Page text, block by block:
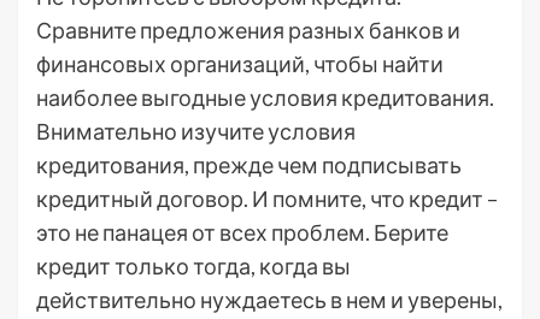
Сравните предложения разных банков и
финансовых организаций, чтобы найти
наиболее выгодные условия кредитования.
Внимательно изучите условия
кредитования, прежде чем подписывать
кредитный договор. И помните, что кредит –
это не панацея от всех проблем. Берите
кредит только тогда, когда вы
действительно нуждаетесь в нем и уверены,